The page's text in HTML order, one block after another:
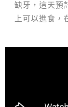
缺牙，這天預
上可以進食，